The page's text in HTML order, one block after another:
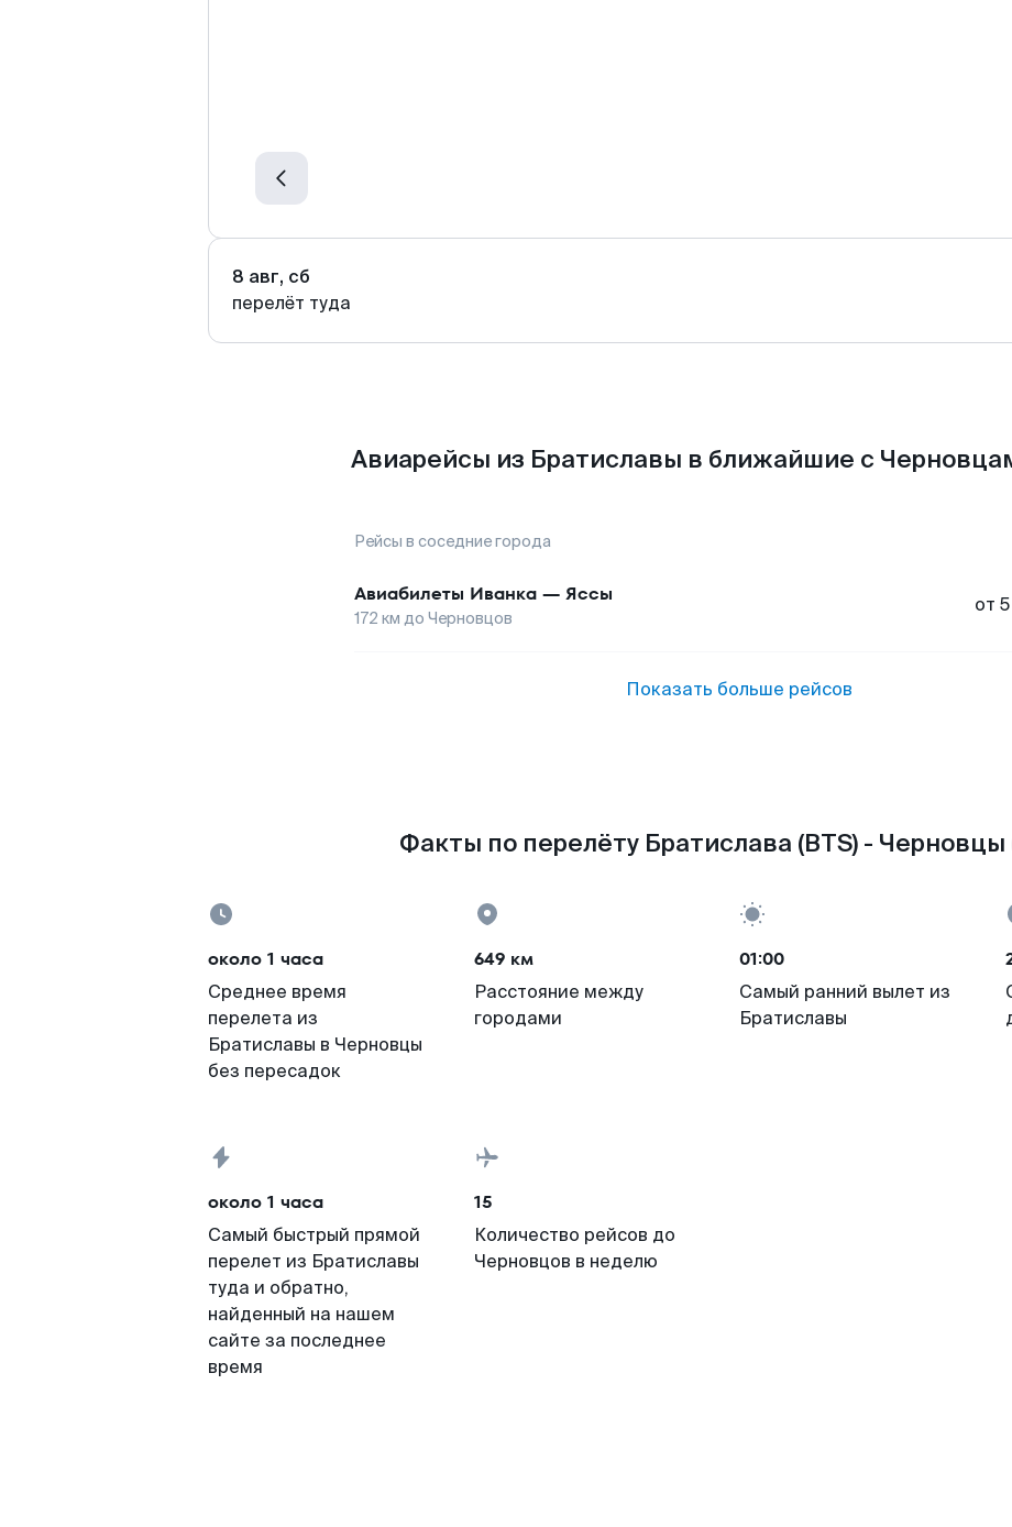
8 авг, сб
перелёт туда
Авиарейсы из Братиславы в ближайшие с
Рейсы в соседние города
Авиабилеты Иванка — Яссы
172 км до Черновцов
от
Показать больше рейсов
Факты по перелёту Братислава (BTS) - Черновцы
около 1 часа
Среднее время
перелета из
Братиславы в Черновцы
без пересадок
649 км
Расстояние между
городами
01:00
Самый ранний вылет из
Братиславы
около 1 часа
Самый быстрый прямой
перелет из Братиславы
туда и обратно,
найденный на нашем
сайте за последнее
время
15
Количество рейсов до
Черновцов в неделю